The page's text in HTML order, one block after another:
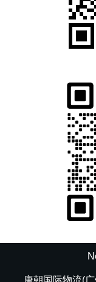
唐朝国际物流(